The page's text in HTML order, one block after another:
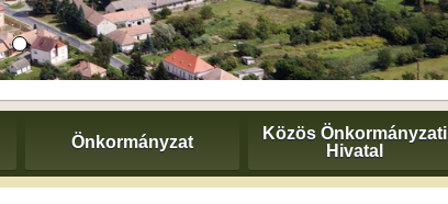
Önkormányzat
Közös Önkormányzati
Hivatal